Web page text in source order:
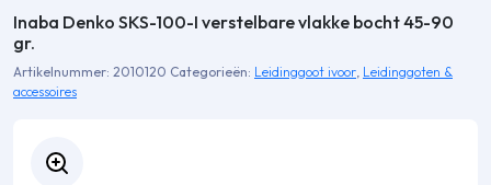
Inaba Denko SKS-100-I verstelbare vlakke bocht 45-90
gr.
Artikelnummer: 2010120 Categorieën: Leidinggoot ivoor, Leidinggoten &
accessoires